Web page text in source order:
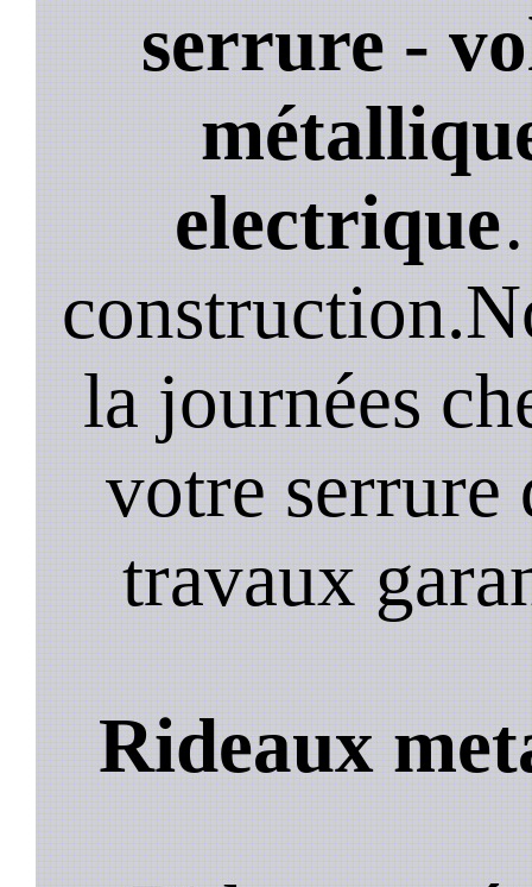
serrure -
electrique
la journées
votre serrure
travaux
Rideaux